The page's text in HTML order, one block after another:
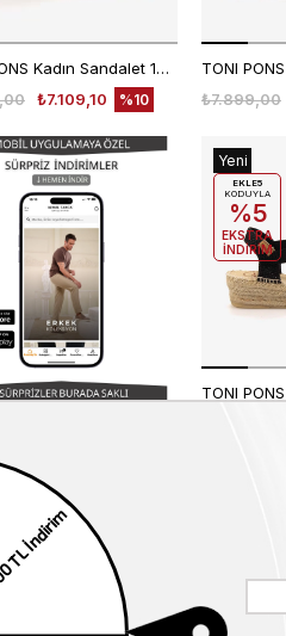
TONI PONS Kadın Sandalet 1TONW2023193
₺7.109,10
%10 ₺7.899,00
Yeni
Ürün
EKLE5
KODUYLA
%5
EKSTRA
İNDİRİM
EKSTRA